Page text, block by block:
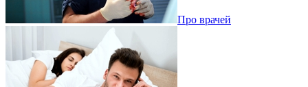
Про врачей